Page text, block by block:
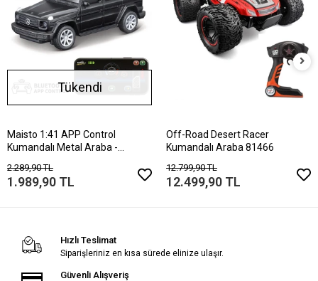
Tükendi
Maisto 1:41 APP Control
Kumandalı Metal Araba -
2.289,90 TL
1.989,90 TL
Off-Road Desert Racer
Kumandalı Araba 81466
12.799,90 TL
12.499,90 TL
Hızlı Teslimat
Siparişleriniz en kısa sürede elinize ulaşır.
Güvenli Alışveriş